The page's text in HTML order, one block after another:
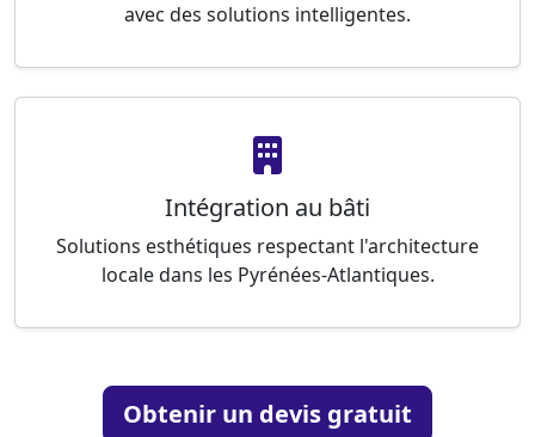
avec des solutions intelligentes.
Intégration au bâti
Solutions esthétiques respectant l'architecture
locale dans les Pyrénées-Atlantiques.
Obtenir un devis gratuit